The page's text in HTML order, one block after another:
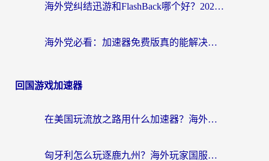
海外党纠结迅游和FlashBack哪个好？2026实用指南教你选对回国加速器
海外党必看：加速器免费版真的能解决回国访问难题吗？附实用选择指南
回国游戏加速器
在美国玩流放之路用什么加速器？海外党国服游戏不卡顿的终极攻略
匈牙利怎么玩逐鹿九州？海外玩家国服游戏加速器终极指南（附永劫无间荣耀新三国解决方案）